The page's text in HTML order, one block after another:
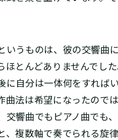
うものは、彼の交響曲
ほとんどありませんでし
に自分は一体何をすれば
法は希望になったのでは
響曲でもピアノ曲でも
複数軸で奏でられる旋